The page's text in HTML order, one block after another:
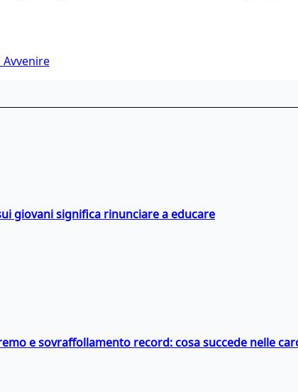
giovani significa rinunciare a educare
e sovraffollamento record: cosa succede nelle